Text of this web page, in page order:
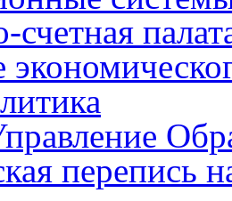
счетная
перепись